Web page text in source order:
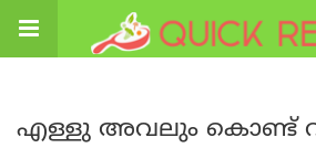
എള്ളു അവലും കൊണ്ട്